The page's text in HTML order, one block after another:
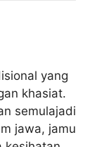
yang
khasiat.
semulajadi
jawa, jamu